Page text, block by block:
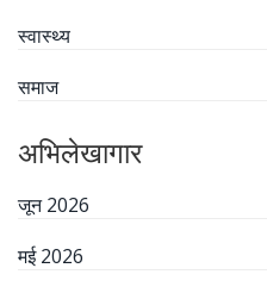
स्वास्थ्य
समाज
अभिलेखागार
जून 2026
मई 2026